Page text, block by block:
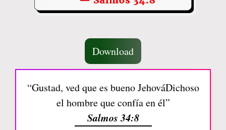
Download
“Gustad, ved que es bueno JehováDichoso
el hombre que confía en él”
Salmos 34:8